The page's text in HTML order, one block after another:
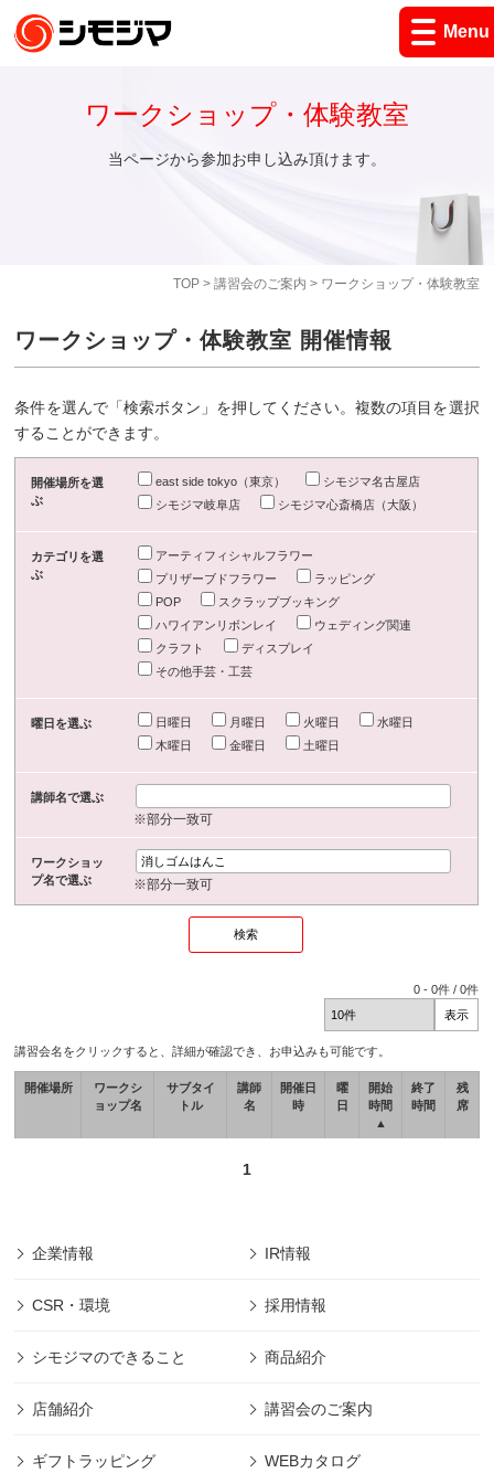
Menu
TOP> 講習会のご案内 > ワークショップ・体験教室
ワークショップ・体験教室
当ページから参加お申し込み頂けます。
ワークショップ・体験教室 開催情報
条件を選んで「検索ボタン」を押してください。複数の項目を選択
することができます。
開催場所を選
ぶ
east side tokyo（東京）
シモジマ名古屋店
シモジマ岐阜店
シモジマ心斎橋店（大阪）
カテゴリを選
ぶ
アーティフィシャルフラワー
プリザーブドフラワー
ラッピング
POP
スクラップブッキング
ハワイアンリボンレイ
ウェディング関連
クラフト
ディスプレイ
その他手芸・工芸
曜日を選ぶ 日曜日 月曜日 火曜日
水曜日
木曜日
金曜日 土曜日
講師名で選ぶ
※部分一致可
ワークショッ
プ名で選ぶ
※部分一致可
0 -0件 /0件
講習会名をクリックすると、詳細が確認でき、お申込みも可能です。
開催場所
ワークシ
ョップ名
サブタイ
トル
講師
名
開催日
時
曜
日
開始
時間
▲
終了
時間
残
席
1
企業情報 IR情報
CSR・環境 採用情報
シモジマのできること 商品紹介
店舗紹介 講習会のご案内
ギフトラッピング WEBカタログ